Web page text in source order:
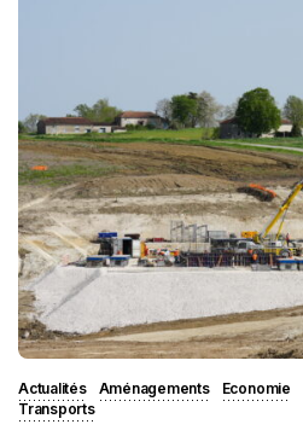
Actualités Aménagements Economie
Transports